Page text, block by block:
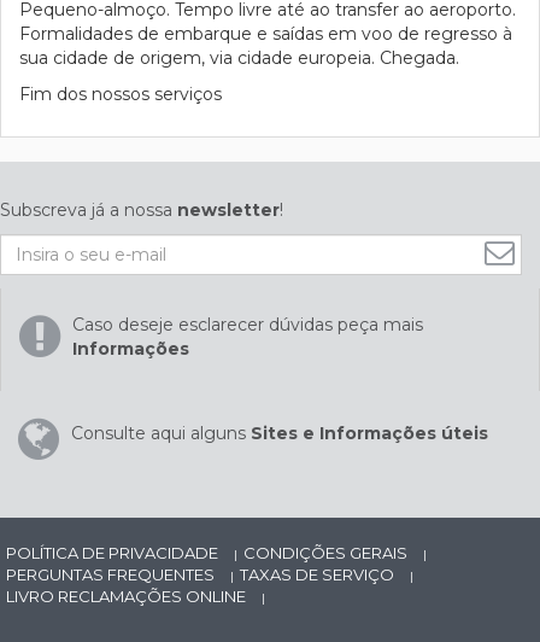
Pequeno-almoço. Tempo livre até ao transfer ao aeroporto.
Formalidades de embarque e saídas em voo de regresso à
sua cidade de origem, via cidade europeia. Chegada.
Fim dos nossos serviços
Subscreva já a nossa newsletter!
Caso deseje esclarecer dúvidas peça mais
Informações
Consulte aqui alguns Sites e Informações úteis
POLÍTICA DE PRIVACIDADE | CONDIÇÕES GERAIS |
PERGUNTAS FREQUENTES | TAXAS DE SERVIÇO |
LIVRO RECLAMAÇÕES ONLINE |